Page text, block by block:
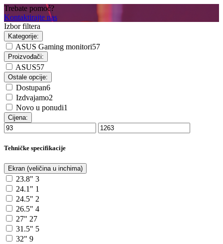
Trebate pomoć?
Kontaktirajte nas
Izbor filtera
Kategorije:
ASUS Gaming monitori57
Proizvođači:
ASUS57
Ostale opcije:
Dostupan6
Izdvajamo2
Novo u ponudi1
Cijena:
Tehničke specifikacije
Ekran (veličina u inchima)
23.8" 3
24.1" 1
24.5" 2
26.5" 4
27" 27
31.5" 5
32" 9